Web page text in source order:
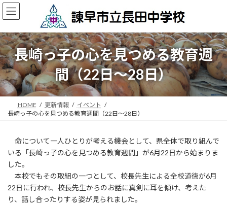
コ
ン
ン
ツ
へ
ス
キ
ッ
プ
ナ
ビ
ー
シ
ョ
ン
に
移
動
長崎っ子の心を見つめる教育週
間（22日～28日）
HOME 更新情報
イベント
長崎っ子の心を見つめる教育週間（22日～28日）
命について一人ひとりが考える機会として、県全体で取り組んで
いる「長崎っ子の心を見つめる教育週間」が6月22日から始まりま
した。
本校でもその取組の一つとして、校長先生による全校道徳が6月
22日に行われ、校長先生からのお話に真剣に耳を傾け、考えた
り、話し合ったりする姿が見られました。